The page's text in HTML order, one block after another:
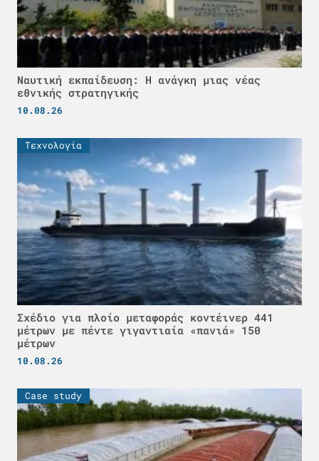
Ναυτική εκπαίδευση: Η ανάγκη μιας νέας
εθνικής στρατηγικής
10.08.26
Τεχνολογία
Σχέδιο για πλοίο μεταφοράς κοντέινερ 441
μέτρων με πέντε γιγαντιαία «πανιά» 150
μέτρων
10.08.26
Case study